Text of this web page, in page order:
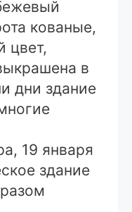
кованые,
цвет,
в
дни здание
19 января
здание